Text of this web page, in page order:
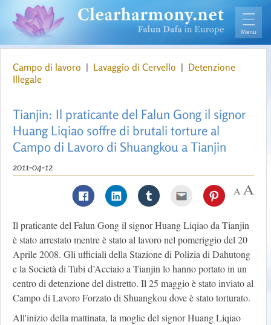
Campo di lavoro | Lavaggio di Cervello | Detenzione
Illegale
Tianjin: Il praticante del Falun Gong il signor
Huang Liqiao soffre di brutali torture al
Campo di Lavoro di Shuangkou a Tianjin
2011-04-12
Il praticante del Falun Gong il signor Huang Liqiao da Tianjin
è stato arrestato mentre è stato al lavoro nel pomeriggio del 20
Aprile 2008. Gli ufficiali della Stazione di Polizia di Dahutong
e la Società di Tubi d’Acciaio a Tianjin lo hanno portato in un
centro di detenzione del distretto. Il 25 maggio è stato inviato al
Campo di Lavoro Forzato di Shuangkou dove è stato torturato.
All'inizio della mattinata, la moglie del signor Huang Liqiao